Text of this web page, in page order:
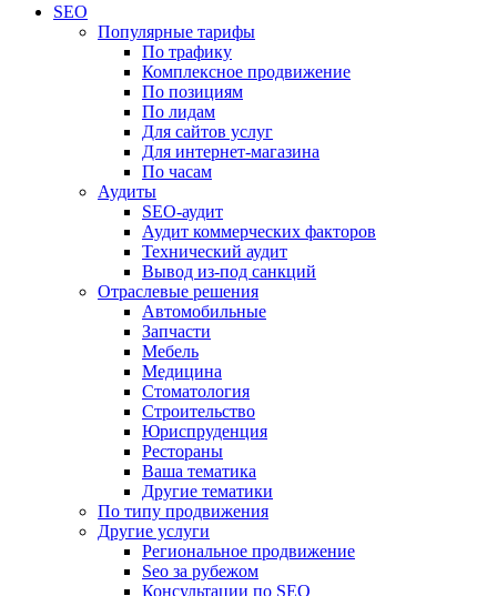
SEO
Популярные тарифы
По трафику
Комплексное продвижение
По позициям
По лидам
Для сайтов услуг
Для интернет-магазина
По часам
Аудиты
SEO-аудит
Аудит коммерческих факторов
Технический аудит
Вывод из-под санкций
Отраслевые решения
Автомобильные
Запчасти
Мебель
Медицина
Стоматология
Строительство
Юриспруденция
Рестораны
Ваша тематика
Другие тематики
По типу продвижения
Другие услуги
Региональное продвижение
Seo за рубежом
Консультации по SEO